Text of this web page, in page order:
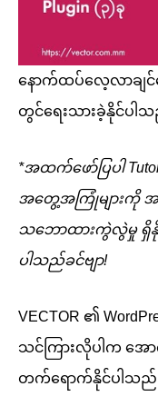
နောက်ထပ်လေ့လာချင်သ
တွင်ရေးသားခဲ့နိုင်ပါသ
*အထက်ဖော်ပြပါ
အတွေ့အကြုံများကို အခ
သဘောထားကွဲလွဲမှု ရှိ
ပါသည်ခင်ဗျာ!
VECTOR ၏
သင်ကြားလိုပါက အော
တက်ရောက်နိုင်ပါသည်